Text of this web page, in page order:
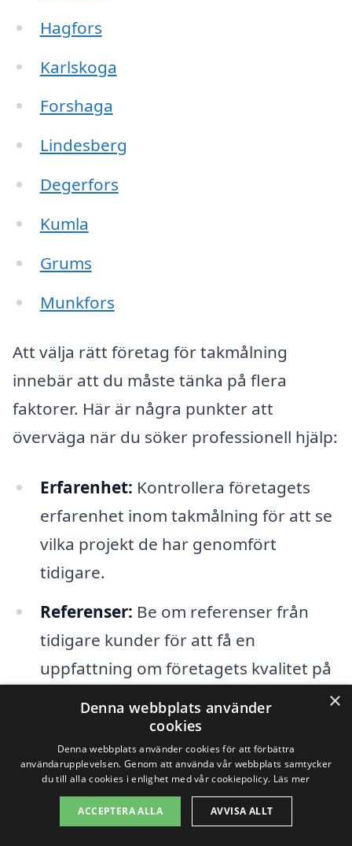
Hagfors
Karlskoga
Forshaga
Lindesberg
Degerfors
Kumla
Grums
Munkfors
Att välja rätt företag för takmålning
innebär att du måste tänka på flera
faktorer. Här är några punkter att
överväga när du söker professionell hjälp:
Erfarenhet: Kontrollera företagets
erfarenhet inom takmålning för att se
vilka projekt de har genomfört
tidigare.
Referenser: Be om referenser från
tidigare kunder för att få en
uppfattning om företagets kvalitet på
arbete och kundservice.
Kostnadsförslag:Använd plattformar
som xn--takmlning-pris-oib.se för att
begära kostnadsförslag från flera
företag och jämföra priser.
×
Denna webbplats använder
cookies
Denna webbplats använder cookies för att förbättra
användarupplevelsen. Genom att använda vår webbplats samtycker
du till alla cookies i enlighet med vår cookiepolicy. Läs mer
ACCEPTERA ALLA AVVISA ALLT